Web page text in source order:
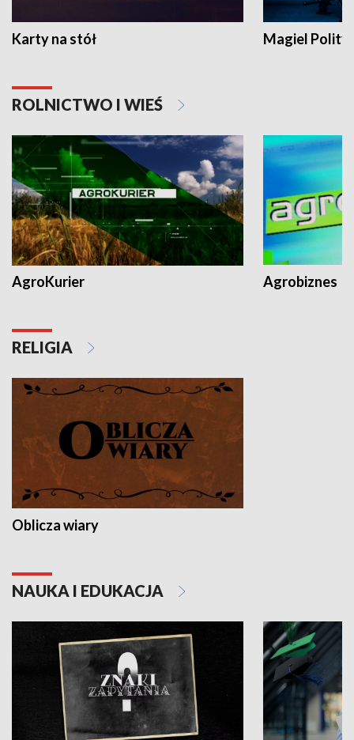
Karty na stół Magiel
ROLNICTWO I WIEŚ
AgroKurier Agrobiznes
RELIGIA
Oblicza wiary
NAUKA I EDUKACJA